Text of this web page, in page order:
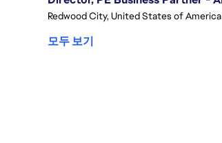
Redwood City, United States of America
모두 보기